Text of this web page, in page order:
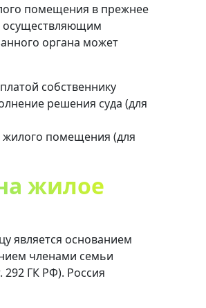
помещения в прежнее
осуществляющим
органа может
собственнику
решения суда (для
жилого помещения (для
жилое
является основанием
членами семьи
292 ГК РФ). Россия